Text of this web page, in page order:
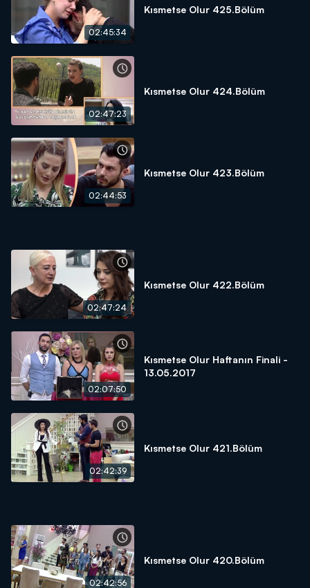
02:45:34
Kısmetse Olur 425.Bölüm
02:47:23
Kısmetse Olur 424.Bölüm
02:44:53
Kısmetse Olur 423.Bölüm
02:47:24
Kısmetse Olur 422.Bölüm
02:07:50
Kısmetse Olur Haftanın Finali -
13.05.2017
02:42:39
Kısmetse Olur 421.Bölüm
02:42:56
Kısmetse Olur 420.Bölüm